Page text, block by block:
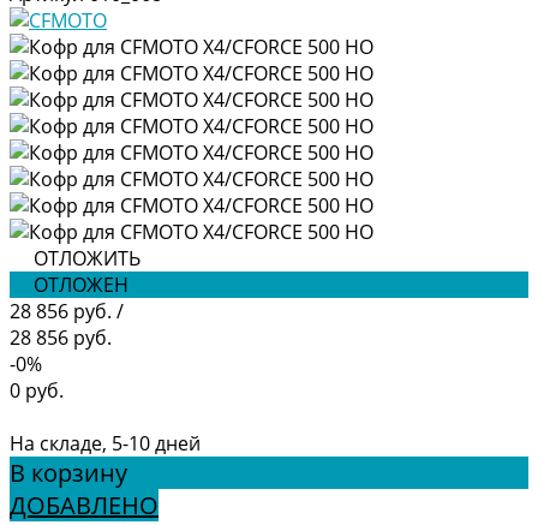
ОТЛОЖИТЬ
ОТЛОЖЕН
28 856 руб. /
28 856 руб.
-0%
0 руб.
На складе, 5-10 дней
В корзину
ДОБАВЛЕНО